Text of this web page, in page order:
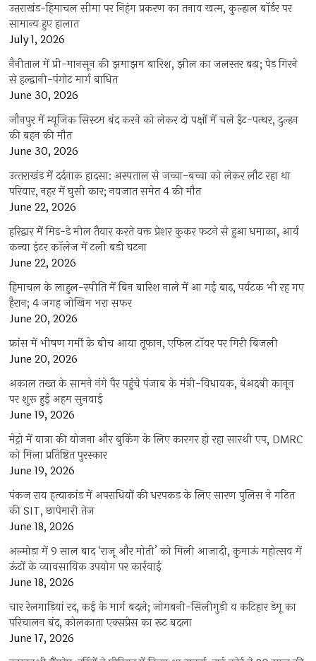
उत्तराखंड-हिमाचल सीमा पर निहंग प्रकरण का तनाव खत्म, कुल्हाल बॉर्डर पर
सामान्य हुए हालात
July 1, 2026
नैनीताल में प्री-मानसून की झमाझम बारिश, झील का जलस्तर बढ़ा; पेड़ गिरने
से हल्द्वानी-पंगोट मार्ग बाधित
June 30, 2026
जौनपुर में म्यूजिक सिस्टम बंद करने को लेकर दो पक्षों में चले ईंट-पत्थर, दुल्हन
की बहन की मौत
June 30, 2026
उत्‍तराखंड में दर्दनाक हादसा: अस्पताल से जच्चा-बच्चा को लेकर लौट रहा था
परिवार, नहर में घुसी कार; नवजात समेत 4 की मौत
June 22, 2026
हरिद्वार में मिड-डे मील तैयार करते वक्त प्रेशर कुकर फटने से हुआ धमाका, आर्य
कन्या इंटर कॉलेज में टली बड़ी घटना
June 22, 2026
हिमाचल के लाहुल-स्पीति में बिन बारिश नाले में आ गई बाढ़, पर्यटक भी रह गए
हैरान; 4 जगह जोखिम भरा सफर
June 20, 2026
फ्रांस में भीषण गर्मी के बीच आया तूफान, एफिल टॉवर पर गिरी बिजली
June 20, 2026
अकाल तख्त के सामने नंगे पैर पहुंचे पंजाब के मंत्री-विधायक, बेअदबी कानून
पर शुरू हुई अहम सुनवाई
June 19, 2026
मेट्रो में यात्रा की योजना और बुकिंग के लिए कारगर हो रहा सारथी एप, DMRC
को मिला प्रतिष्ठित पुरस्कार
June 19, 2026
पंकज राय हत्याकांड में अपराधियों की धरपकड़ के लिए सारण पुलिस ने गठित
की SIT, छापेमारी तेज
June 18, 2026
अल्मोड़ा में 9 साल बाद ‘राजू और मोती’ को मिली आजादी, कुमाऊं महोत्सव में
ऊंटों के व्यावसायिक उपयोग पर कार्रवाई
June 18, 2026
चार रेलगाड़ियां रद, कई के मार्ग बदले; जोगबनी-सिलीगुड़ी व कटिहार डेमू का
परिचालन बंद, कोलकाता एक्सप्रेस का रूट बदला
June 17, 2026